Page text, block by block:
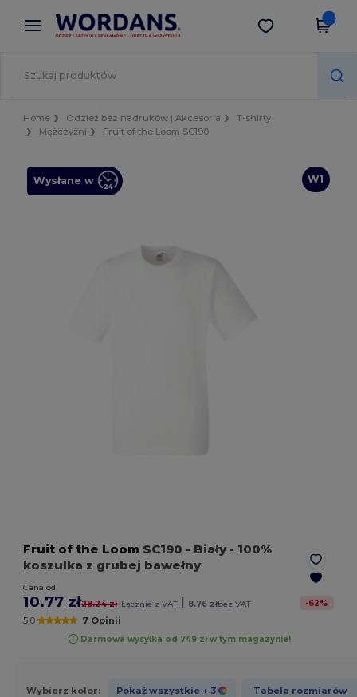
× Aplikacja Wordans
Lepsze ceny w aplikacji!
Pobierz app
Home Odzież bez nadruków | Akcesoria
T-shirty
Mężczyźni
Fruit of the Loom SC190
W1
Wysłane w
Fruit of the Loom SC190 - Biały- 100%
koszulka z grubej bawełny
Cena od
10.77 zł28.24 zł Łącznie z VAT | 8.76 złbez VAT -62%
5.0 7 Opinii
Darmowa wysyłka od 749 zł w tym magazynie!
Wybierz kolor: Pokaż wszystkie + 3 Tabela rozmiarów